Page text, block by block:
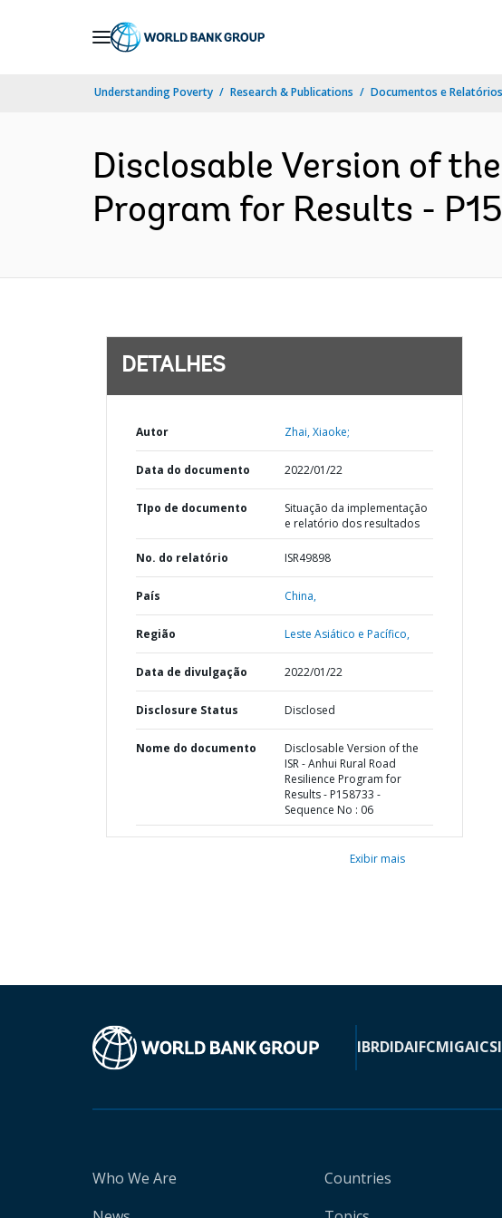
Understanding Poverty Research & Publications Documentos e Relatórios
Disclosable Version of
Program for Results -
DETALHES
Autor Zhai, Xiaoke;
Data do documento 2022/01/22
TIpo de documento
Situação da implementação
e relatório dos resultados
No. do relatório ISR49898
País China,
Região Leste Asiático e Pacífico,
Data de divulgação 2022/01/22
Disclosure Status Disclosed
Nome do documento
Disclosable Version of the
ISR - Anhui Rural Road
Resilience Program for
Results - P158733 -
Sequence No : 06
Exibir mais
IBRDIDAIFCMIGA
Who We Are
Countries